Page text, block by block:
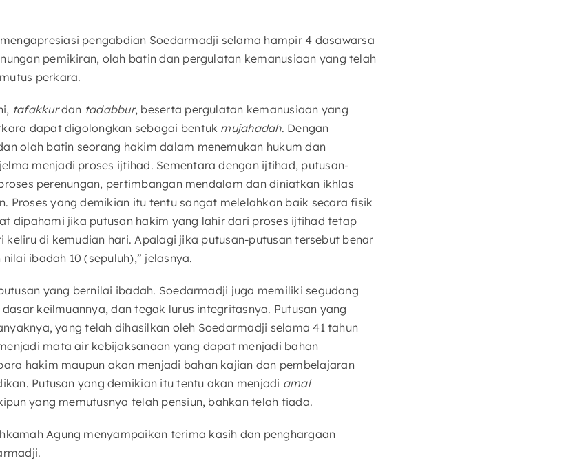
pengabdian Soedarmadji selama hampir 4 dasawarsa
pemikiran, olah batin dan pergulatan kemanusiaan yang telah
perkara.
tafakkurdan tadabbur, beserta pergulatan kemanusiaan yang
dapat digolongkan sebagai bentuk mujahadah. Dengan
olah batin seorang hakim dalam menemukan hukum dan
menjadi proses ijtihad. Sementara dengan ijtihad, putusan-
perenungan, pertimbangan mendalam dan diniatkan ikhlas
Proses yang demikian itu tentu sangat melelahkan baik secara fisik
dipahami jika putusan hakim yang lahir dari proses ijtihad tetap
di kemudian hari. Apalagi jika putusan-putusan tersebut benar
ibadah 10 (sepuluh),” jelasnya.
yang bernilai ibadah. Soedarmadji juga memiliki segudang
keilmuannya, dan tegak lurus integritasnya. Putusan yang
yang telah dihasilkan oleh Soedarmadji selama 41 tahun
mata air kebijaksanaan yang dapat menjadi bahan
hakim maupun akan menjadi bahan kajian dan pembelajaran
Putusan yang demikian itu tentu akan menjadi amal
yang memutusnya telah pensiun, bahkan telah tiada.
Agung menyampaikan terima kasih dan penghargaan